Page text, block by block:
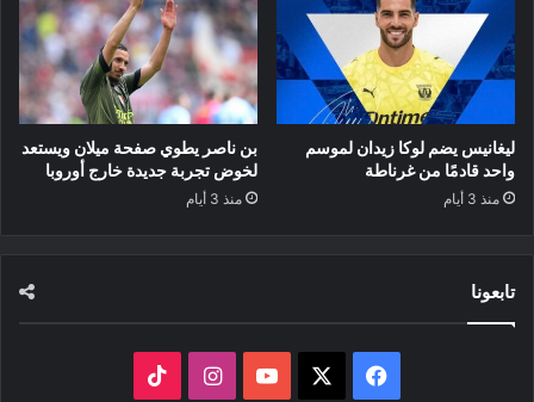
ليغانيس يضم لوكا زيدان لموسم
واحد قادمًا من غرناطة
منذ 3 أيام
بن ناصر يطوي صفحة ميلان ويستعد
لخوض تجربة جديدة خارج أوروبا
منذ 3 أيام
تابعونا
فيسبوك ‫YouTubeانستقرام